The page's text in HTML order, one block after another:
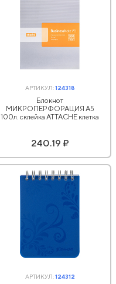
АРТИКУЛ:124318
Блокнот
МИКРОПЕРФОРАЦИЯ А5
100л. склейка ATTACHE клетка
240.19 ₽
АРТИКУЛ:124312